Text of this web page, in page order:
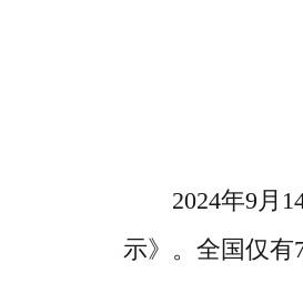
2024年9月
示》。全国仅有